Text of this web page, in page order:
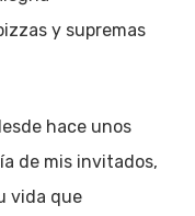
y supremas
hace unos
de mis invitados,
vida que